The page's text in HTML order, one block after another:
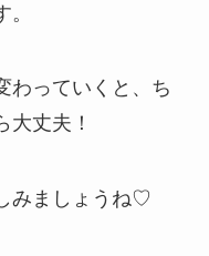
わっていくと、ち
大丈夫！
みましょうね♡